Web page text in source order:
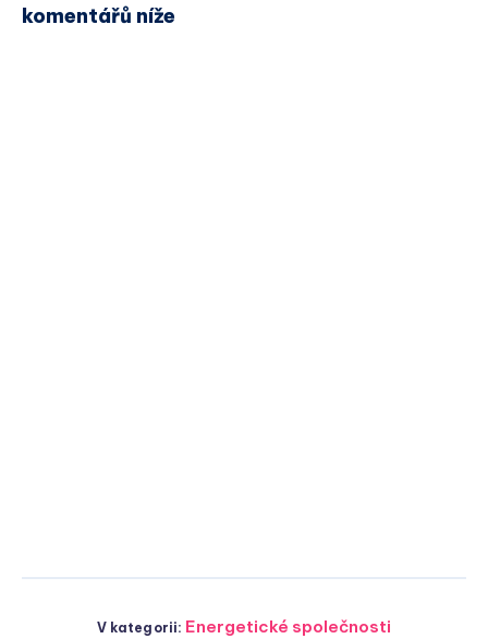
komentářů níže
V kategorii: Energetické společnosti